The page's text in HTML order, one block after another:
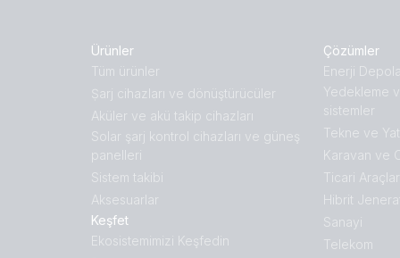
Ürünler
Tüm ürünler
Ṣarj cihazları ve dönüştürücüler
Aküler ve akü takip cihazları
Solar şarj kontrol cihazları ve güneş
panelleri
Sistem takibi
Aksesuarlar
Keşfet
Ekosistemimizi Keşfedin
Çözümler
Enerji
Yedekleme
sistemler
Tekne ve Yat
Karavan ve
Ticari Araçlar
Hibrit
Sanayi
Telekom